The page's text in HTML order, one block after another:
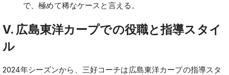
で、極めて稀なケースと言える。
V. 広島東洋カープでの役職と指導スタイ
ル
2024年シーズンから、三好コーチは広島東洋カープの指導スタ